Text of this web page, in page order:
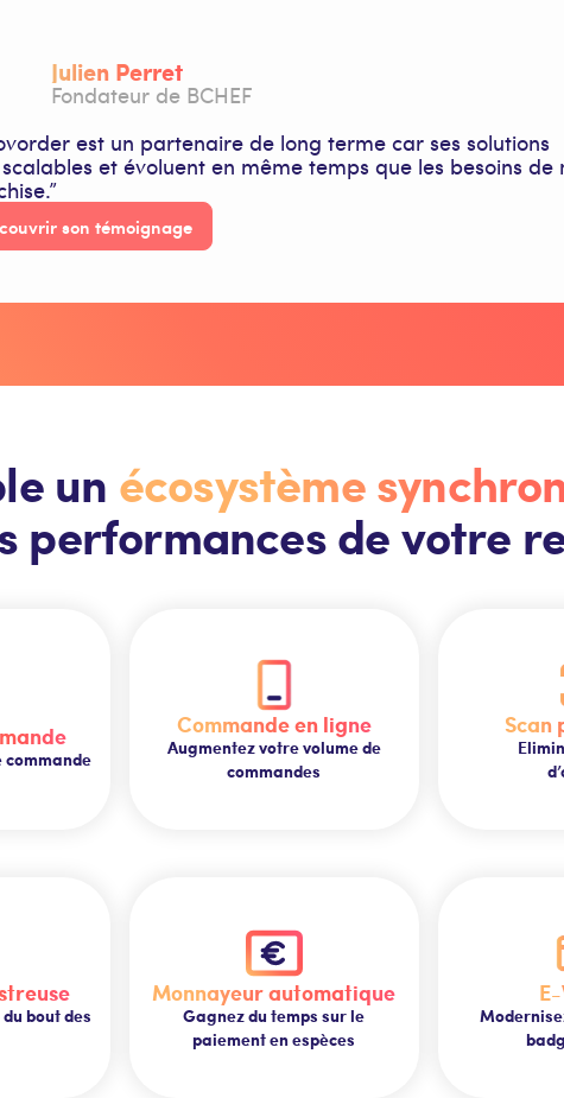
Julien Perret
Fondateur de BCHEF
est un partenaire de long terme car ses solutions
et évoluent en même temps que les besoins de
son témoignage
un écosystème
performances de votre
Commande en ligne
Augmentez votre volume de
commandes
Scan
bout des
Monnayeur automatique
Gagnez du temps sur le
paiement en espèces